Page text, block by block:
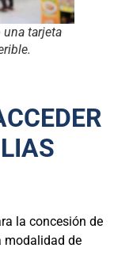
tarjeta
la concesión de
modalidad de